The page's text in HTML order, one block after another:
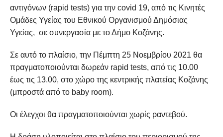
αντιγόνων (rapid tests) για την covid 19, από τις Κινητές
Ομάδες Υγείας του Εθνικού Οργανισμού Δημόσιας
Υγείας, σε συνεργασία με το Δήμο Κοζάνης.
Σε αυτό το πλαίσιο, την Πέμπτη 25 Νοεμβρίου 2021 θα
πραγματοποιούνται δωρεάν rapid tests, από τις 10.00
έως τις 13.00, στο χώρο της κεντρικής πλατείας Κοζάνης
(μπροστά από το baby room).
Οι έλεγχοι θα πραγματοποιούνται χωρίς ραντεβού.